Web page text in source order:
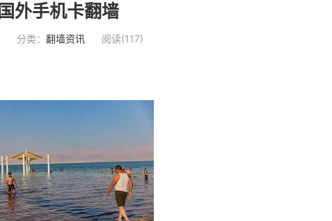
国外手机卡翻墙
分类： 翻墙资讯 阅读(117)